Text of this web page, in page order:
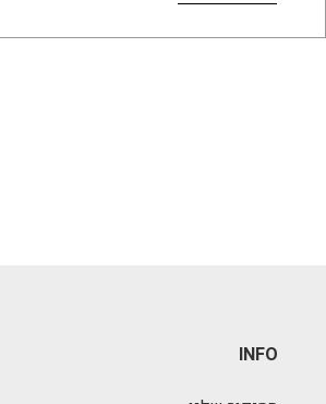
INFO